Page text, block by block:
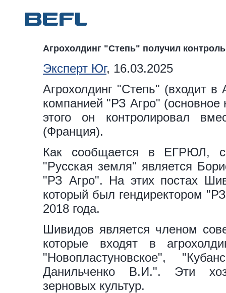
Агрохолдинг "Степь" получил
Эксперт Юг, 16.03.2025
Агрохолдинг "Степь" (входит
компанией "РЗ Агро"
этого он контролировал
(Франция).
Как сообщается в ЕГРЮЛ, с
"Русская земля" является
"РЗ Агро". На этих постах
который был гендиректором
2018 года.
Шивидов является членом
которые входят в
"Новопластуновское",
Данильченко В.И.". Эти
зерновых культур.